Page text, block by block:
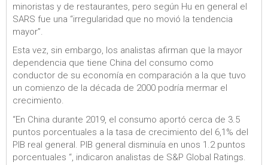
minoristas y de restaurantes, pero según Hu en general el
SARS fue una “irregularidad que no movió la tendencia
mayor”.
Esta vez, sin embargo, los analistas afirman que la mayor
dependencia que tiene China del consumo como
conductor de su economía en comparación a la que tuvo
un comienzo de la década de 2000 podría mermar el
crecimiento.
“En China durante 2019, el consumo aportó cerca de 3.5
puntos porcentuales a la tasa de crecimiento del 6,1% del
PIB real general. PIB general disminuía en unos 1.2 puntos
porcentuales “, indicaron analistas de S&P Global Ratings.